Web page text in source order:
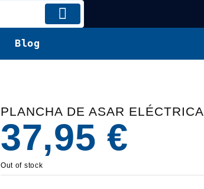
Blog
PLANCHA DE ASAR ELÉCTRICA
37,95€
Out of stock